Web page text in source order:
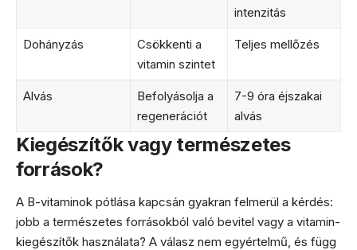
intenzitás
Dohányzás
Csökkenti a
vitamin szintet
Teljes mellőzés
Alvás
Befolyásolja a
regenerációt
7-9 óra éjszakai
alvás
Kiegészítők vagy természetes
források?
A B-vitaminok pótlása kapcsán gyakran felmerül a kérdés:
jobb a természetes forrásokból való bevitel vagy a vitamin-
kiegészítők használata? A válasz nem egyértelmű, és függ